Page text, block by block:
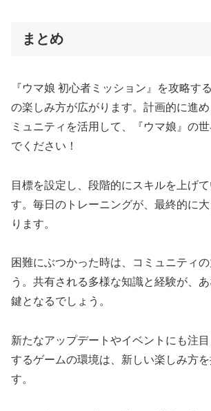
まとめ
『ウマ娘 初心者ミッション』を攻略す
の楽しみ方が広がります。計画的に進
ミュニティを活用して、『ウマ娘』の
でください！
目標を設定し、段階的にスキルを上げ
す。毎日のトレーニングが、最終的に
ります。
困難にぶつかった時は、コミュニティ
う。共有される多様な知識と経験が、
鍵となるでしょう。
新たなアップデートやイベントにも注
するゲームの環境は、新しい楽しみ方
す。